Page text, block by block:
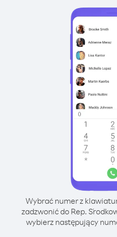
Wybrać numer z
zadzwonić do Rep.
wybierz następujący